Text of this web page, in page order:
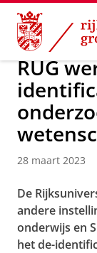
Skip
Content
Skip
Navigation
Over ons
RUG
28 maart 2023
De
andere
onderwijs en
het de-